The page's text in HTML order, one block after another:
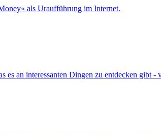
als Uraufführung im Internet.
an interessanten Dingen zu entdecken gibt